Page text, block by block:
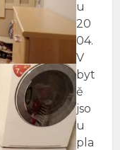
u
20
04.
V
byt
ě
jso
u
pla